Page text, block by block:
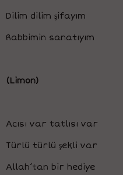
Dilim dilim şifayım
Rabbimin sanatıyım
(Limon)
Acısı var tatlısı var
Türlü türlü şekli var
Allah’tan bir hediye